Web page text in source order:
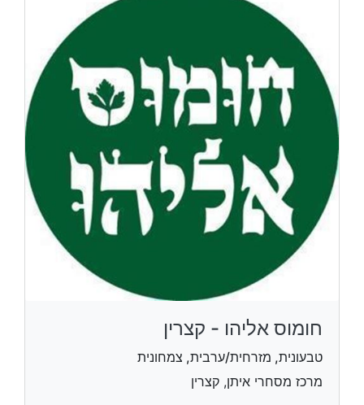
חומוס אליהו - קצרין
טבעונית, מזרחית/ערבית, צמחונית
מרכז מסחרי איתן, קצרין